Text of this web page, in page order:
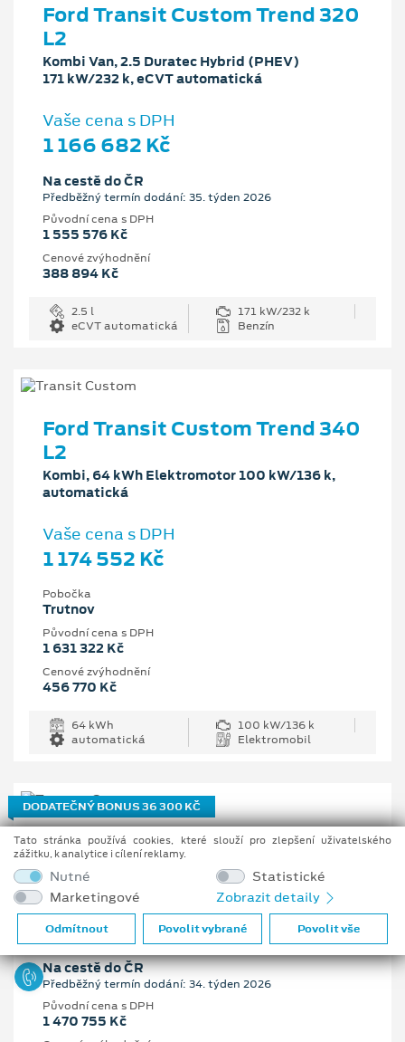
Ford Transit Custom Trend 320
L2
Kombi Van, 2.5 Duratec Hybrid (PHEV)
171 kW/232 k, eCVT automatická
Vaše cena s DPH
1 166 682 Kč
Na cestě do ČR
Předběžný termín dodání: 35. týden 2026
Původní cena s DPH
1 555 576 Kč
Cenové zvýhodnění
388 894 Kč
2.5 l
171 kW/232 k
eCVT automatická
Benzín
Ford Transit Custom Trend 340
L2
Kombi, 64 kWh Elektromotor 100 kW/136 k,
automatická
Vaše cena s DPH
1 174 552 Kč
Pobočka
Trutnov
Původní cena s DPH
1 631 322 Kč
Cenové zvýhodnění
456 770 Kč
64 kWh
100 kW/136 k
automatická
Elektromobil
DODATEČNÝ BONUS 36 300 KČ
Ford Tourneo Custom Active L1
2.0 EcoBlue 110 kW/150 k, 6st. manuální
Vaše cena s DPH
1 162 205 Kč
Na cestě do ČR
Předběžný termín dodání: 34. týden 2026
Původní cena s DPH
1 470 755 Kč
Tato stránka používá cookies, které slouží pro zlepšení uživatelského
zážitku, k analytice i cílení reklamy.
Nutné
Statistické
Marketingové
Zobrazit detaily
Odmítnout Povolit vybrané Povolit vše